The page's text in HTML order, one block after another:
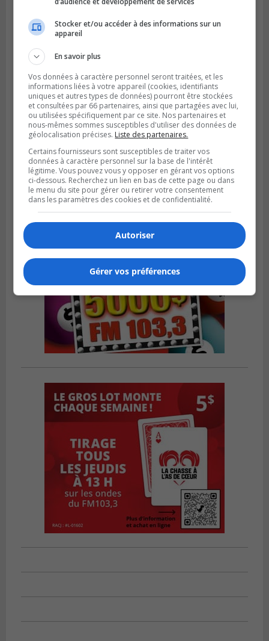
BROSSARD
Publié le 2 août 2026 à 12h12
Le Festin culturel rassemblera les familles
à Brossard
Stocker et/ou accéder à des informations sur un
appareil
En savoir plus
Vos données à caractère personnel seront traitées, et les
informations liées à votre appareil (cookies, identifiants
uniques et autres types de données) pourront être stockées
et consultées par 66 partenaires, ainsi que partagées avec lui,
ou utilisées spécifiquement par ce site. Nos partenaires et
nous-mêmes sommes susceptibles d'utiliser des données de
géolocalisation précises. Liste des partenaires.
Certains fournisseurs sont susceptibles de traiter vos
données à caractère personnel sur la base de l'intérêt
légitime. Vous pouvez vous y opposer en gérant vos options
ci-dessous. Recherchez un lien en bas de cette page ou dans
le menu du site pour gérer ou retirer votre consentement
dans les paramètres des cookies et de confidentialité.
Autoriser
Gérer vos préférences